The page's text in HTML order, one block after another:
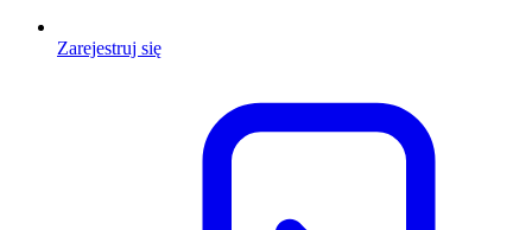
Zarejestruj się